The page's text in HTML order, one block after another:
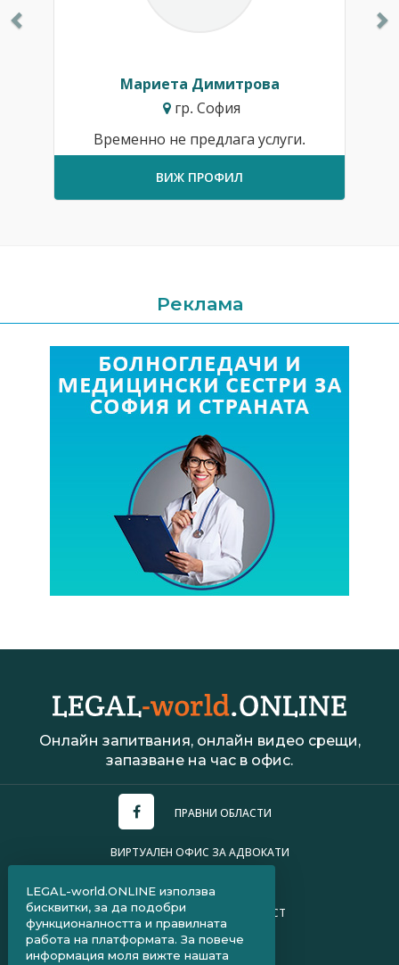
Мариета Димитрова
гр. София
Временно не предлага услуги.
ВИЖ ПРОФИЛ
Реклама
Онлайн запитвания, онлайн видео срещи,
запазване на час в офис.
ПРАВНИ ОБЛАСТИ
ВИРТУАЛЕН ОФИС ЗА АДВОКАТИ
ПОЛИТИКА ЗА ПОВЕРИТЕЛНОСТ
ЧЗВ ЗА КЛИЕНТИ
LEGAL-world.ONLINE използва
бисквитки, за да подобри
функционалността и правилната
работа на платформата. За повече
информация моля вижте нашата